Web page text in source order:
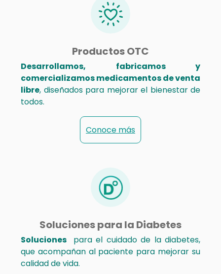
Productos OTC
Desarrollamos, fabricamos y
comercializamos medicamentos de venta
libre, diseñados para mejorar el bienestar de
todos.
Conoce más
Soluciones para la Diabetes
Soluciones
para el cuidado de la diabetes,
que acompañan al paciente para mejorar su
calidad de vida.